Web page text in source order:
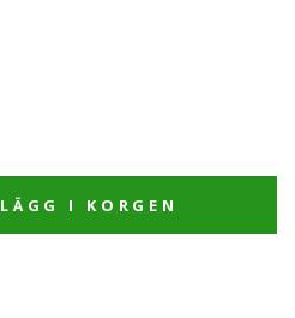
LÄGG I KORGEN